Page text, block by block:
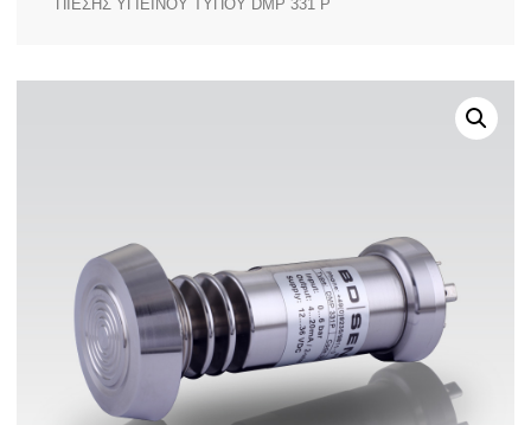
ΠΙΕΣΗΣ ΥΓΙΕΙΝΟΥ ΤΥΠΟΥ DMP 331 P